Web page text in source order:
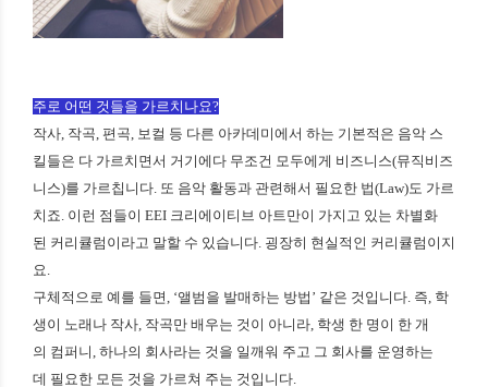
주로 어떤 것들을 가르치나요?
작사, 작곡, 편곡, 보컬 등 다른 아카데미에서 하는 기본적은 음악 스
킬들은 다 가르치면서 거기에다 무조건 모두에게 비즈니스(뮤직비즈
니스)를 가르칩니다. 또 음악 활동과 관련해서 필요한 법(Law)도 가르
치죠. 이런 점들이 EEI 크리에이티브 아트만이 가지고 있는 차별화
된 커리큘럼이라고 말할 수 있습니다. 굉장히 현실적인 커리큘럼이지
요.
구체적으로 예를 들면, ‘앨범을 발매하는 방법’ 같은 것입니다. 즉, 학
생이 노래나 작사, 작곡만 배우는 것이 아니라, 학생 한 명이 한 개
의 컴퍼니, 하나의 회사라는 것을 일깨워 주고 그 회사를 운영하는
데 필요한 모든 것을 가르쳐 주는 것입니다.